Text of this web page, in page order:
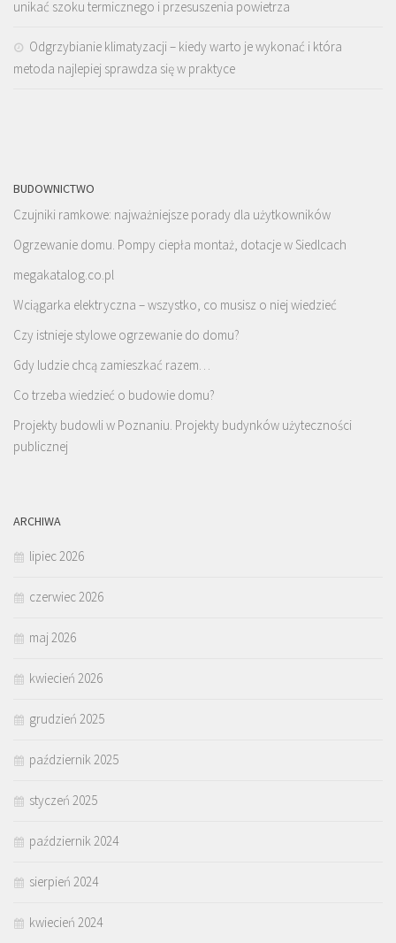
unikać szoku termicznego i przesuszenia powietrza
Odgrzybianie klimatyzacji – kiedy warto je wykonać i która
metoda najlepiej sprawdza się w praktyce
BUDOWNICTWO
Czujniki ramkowe: najważniejsze porady dla użytkowników
Ogrzewanie domu. Pompy ciepła montaż, dotacje w Siedlcach
megakatalog.co.pl
Wciągarka elektryczna – wszystko, co musisz o niej wiedzieć
Czy istnieje stylowe ogrzewanie do domu?
Gdy ludzie chcą zamieszkać razem…
Co trzeba wiedzieć o budowie domu?
Projekty budowli w Poznaniu. Projekty budynków użyteczności
publicznej
ARCHIWA
lipiec 2026
czerwiec 2026
maj 2026
kwiecień 2026
grudzień 2025
październik 2025
styczeń 2025
październik 2024
sierpień 2024
kwiecień 2024